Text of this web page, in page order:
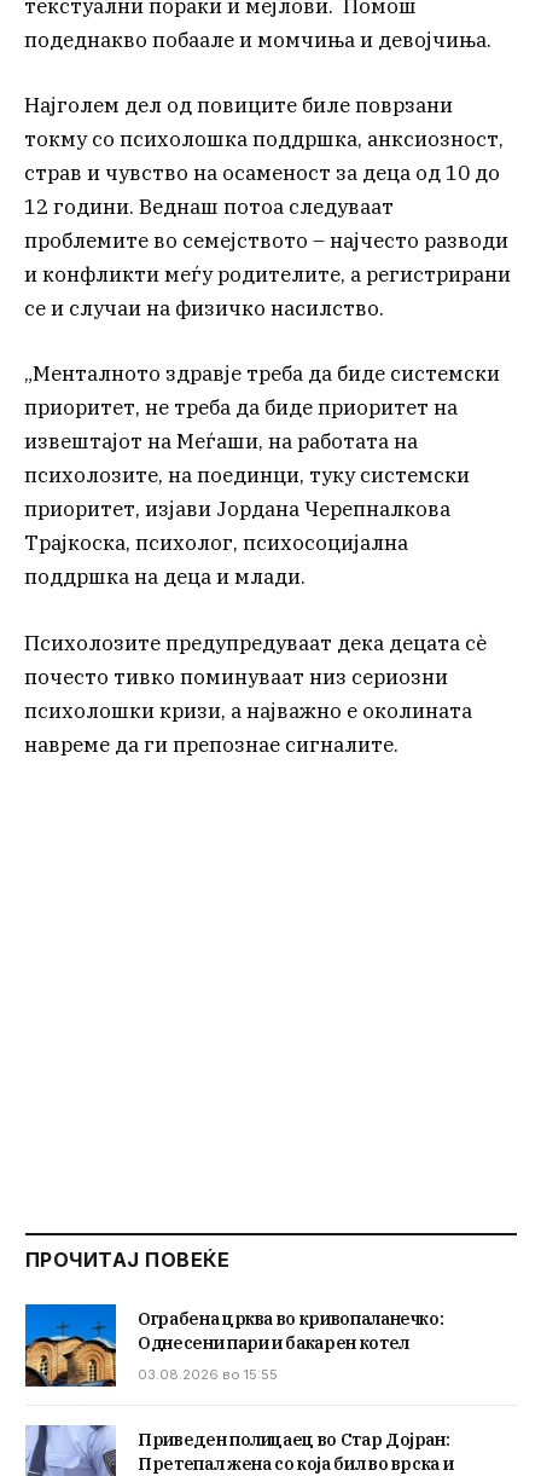
текстуални пораки и мејлови. Помош
подеднакво побаале и момчиња и девојчиња.
Најголем дел од повиците биле поврзани
токму со психолошка поддршка, анксиозност,
страв и чувство на осаменост за деца од 10 до
12 години. Веднаш потоа следуваат
проблемите во семејството – најчесто разводи
и конфликти меѓу родителите, а регистрирани
се и случаи на физичко насилство.
„Менталното здравје треба да биде системски
приоритет, не треба да биде приоритет на
извештајот на Меѓаши, на работата на
психолозите, на поединци, туку системски
приоритет, изјави Јордана Черепналкова
Трајкоска, психолог, психосоцијална
поддршка на деца и млади.
Психолозите предупредуваат дека децата сè
почесто тивко поминуваат низ сериозни
психолошки кризи, а најважно е околината
навреме да ги препознае сигналите.
ПРОЧИТАЈ ПОВЕЌЕ
Ограбена црква во кривопаланечко:
Однесени пари и бакарен котел
03.08.2026 во 15:55
Приведен полицаец во Стар Дојран:
Претепал жена со која бил во врска и